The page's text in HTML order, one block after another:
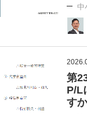
中
第
P/L
す